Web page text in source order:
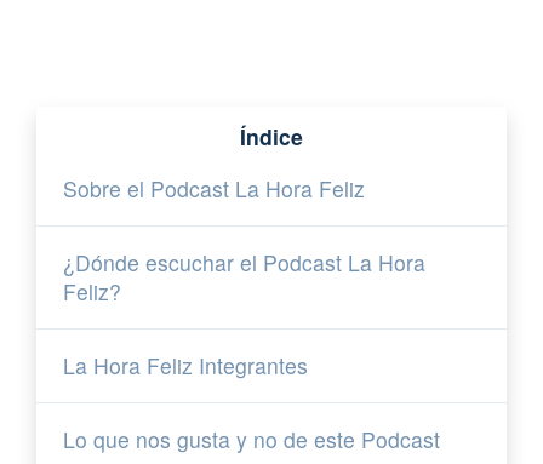
Índice
Sobre el Podcast La Hora Feliz
¿Dónde escuchar el Podcast La Hora
Feliz?
La Hora Feliz Integrantes
Lo que nos gusta y no de este Podcast